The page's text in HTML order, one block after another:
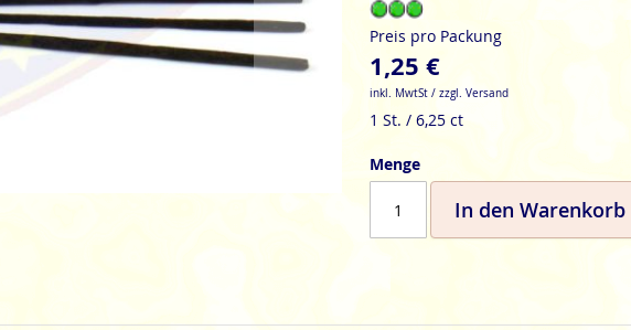
Preis pro Packung
1,25 €
inkl. MwtSt / zzgl. Versand
1 St. / 6,25 ct
Menge
In den Warenkorb